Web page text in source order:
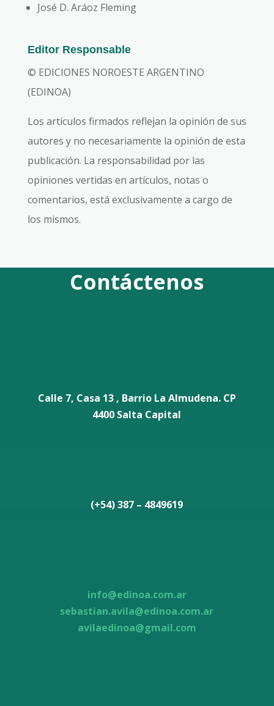
José D. Aráoz Fleming
Editor Responsable
© EDICIONES NOROESTE ARGENTINO
(EDINOA)
Los artículos firmados reflejan la opinión de sus
autores y no necesariamente la opinión de esta
publicación. La responsabilidad por las
opiniones vertidas en artículos, notas o
comentarios, está exclusivamente a cargo de
los mismos.
Contáctenos
Calle 7, Casa 13 , Barrio La Almudena. CP
4400 Salta Capital
(+54) 387 – 4849619
info@edinoa.com.ar
sebastian.avila@edinoa.com.ar
avilaedinoa@gmail.com